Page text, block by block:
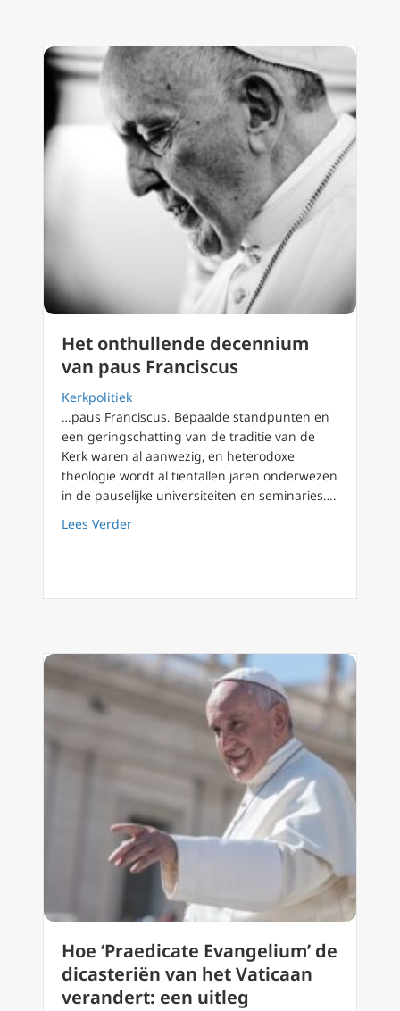
Het onthullende decennium
van paus Franciscus
Kerkpolitiek
…paus Franciscus. Bepaalde standpunten en
een geringschatting van de traditie van de
Kerk waren al aanwezig, en heterodoxe
theologie wordt al tientallen jaren onderwezen
in de pauselijke universiteiten en seminaries….
Lees Verderabout Het onthullende decennium van paus
Hoe ‘Praedicate Evangelium’ de
dicasteriën van het Vaticaan
verandert: een uitleg